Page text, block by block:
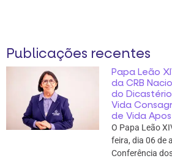
Publicações recentes
Papa Leão
da CRB
do
Vida
de Vida
O Papa Leão
feira, dia 06 de
Conferência